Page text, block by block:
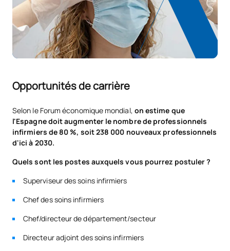
d’enseignement supérieur de l’Espace européen de
l’enseignement supérieur (EEES) et qui donne droit, dans le
pays où le diplôme a été délivré, à l’accès aux formations de
master.
La reconnaissance de crédits sur la base de l’expérience
professionnelle nécessitera une étude personnalisée et
détaillée visant à orienter l’étudiant sur les activités exercées
dans le cadre professionnel qui permettent de garantir
validation du diplôme et le service des admissions de l’UAX.
Opportunités de carrière
Selon le Forum économique mondial, on estime que
l'Espagne doit augmenter le nombre de professionnels
infirmiers de 80 %, soit 238 000 nouveaux professionnels
d'ici à 2030.
Quels sont les postes auxquels vous pourrez postuler ?
Superviseur des soins infirmiers
Chef des soins infirmiers
Chef/directeur de département/secteur
Directeur adjoint des soins infirmiers